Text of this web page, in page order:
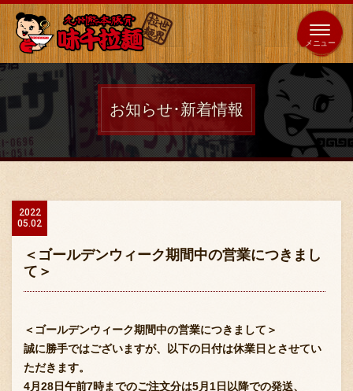
全国
展開 海外 653 店 64 店
ホーム
店舗案内
味千の取り組み
お知らせ･新着情報
2022
05.02
＜ゴールデンウィーク期間中の営業につきまし
て＞
＜ゴールデンウィーク期間中の営業につきまして＞
誠に勝手ではございますが、以下の日付は休業日とさせてい
ただきます。
4月28日午前7時までのご注文分は5月1日以降での発送、